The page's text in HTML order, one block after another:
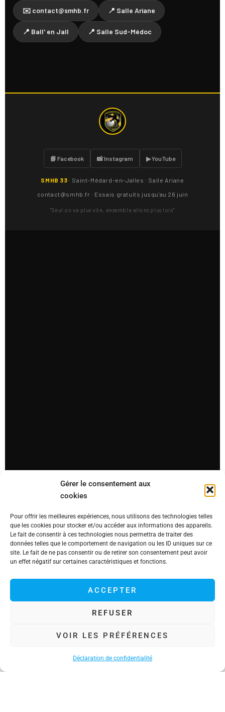
Gérer le consentement aux
cookies
Pour offrir les meilleures expériences, nous utilisons des technologies telles
que les cookies pour stocker et/ou accéder aux informations des appareils.
Le fait de consentir à ces technologies nous permettra de traiter des
données telles que le comportement de navigation ou les ID uniques sur ce
site. Le fait de ne pas consentir ou de retirer son consentement peut avoir
un effet négatif sur certaines caractéristiques et fonctions.
ACCEPTER
REFUSER
VOIR LES PRÉFÉRENCES
Déclaration de confidentialité
✉️ contact@smhb.fr 📍 Salle Ariane
📍 Ball' en Jall 📍 Salle Sud-Médoc
📘 Facebook 📸 Instagram ▶ YouTube
SMHB 33 · Saint-Médard-en-Jalles · Salle Ariane
contact@smhb.fr · Essais gratuits jusqu'au 26 juin
"Seul on va plus vite, ensemble allons plus loin"